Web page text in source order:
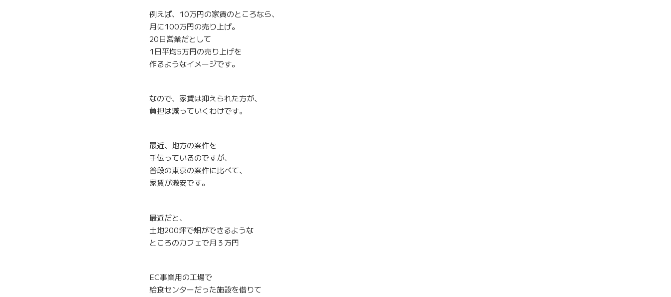
例えば、10万円の家賃のところなら、
月に100万円の売り上げ。
20日営業だとして
1日平均5万円の売り上げを
作るようなイメージです。
なので、家賃は抑えられた方が、
負担は減っていくわけです。
最近、地方の案件を
手伝っているのですが、
普段の東京の案件に比べて、
家賃が激安です。
最近だと、
土地200坪で畑ができるような
ところのカフェで月３万円
EC事業用の工場で
給食センターだった施設を借りて